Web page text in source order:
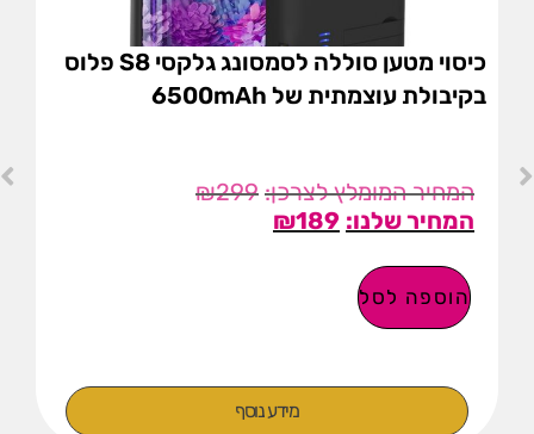
כיסוי מטען סוללה לסמסונג גלקסי S8 פלוס
בקיבולת עוצמתית של 6500mAh
₪299
₪189
הוספה לסל
מידע נוסף